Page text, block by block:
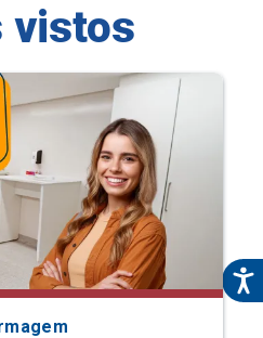
vistos